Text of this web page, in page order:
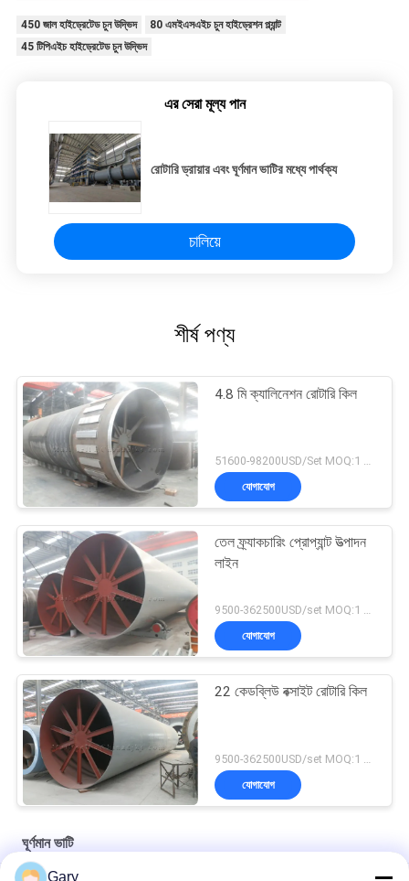
450 জাল হাইড্রেটেড চুন উদ্ভিদ
80 এমইএসএইচ চুন হাইড্রেশন প্ল্যান্ট
45 টিপিএইচ হাইড্রেটেড চুন উদ্ভিদ
এর সেরা মূল্য পান
রোটারি ড্রায়ার এবং ঘূর্ণমান ভাটির মধ্যে পার্থক্য
চালিয়ে
শীর্ষ পণ্য
4.8 মি ক্যালিনেশন রোটারি কিল
51600-98200USD/Set MOQ:1 সেট
যোগাযোগ
তেল ফ্র্যাকচারিং প্রোপ্যান্ট উত্পাদন
লাইন
9500-362500USD/set MOQ:1 সেট
যোগাযোগ
22 কেডব্লিউ বক্সাইট রোটারি কিল
যোগাযোগ
ঘূর্ণমান ভাটি
Gary